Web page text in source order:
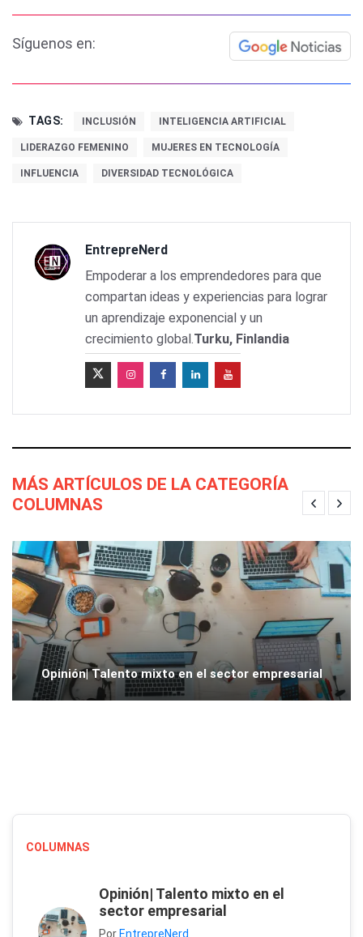
Síguenos en:
TAGS: INCLUSIÓN INTELIGENCIA ARTIFICIAL
LIDERAZGO FEMENINO MUJERES EN TECNOLOGÍA
INFLUENCIA DIVERSIDAD TECNOLÓGICA
EntrepreNerd
Empoderar a los emprendedores para que
compartan ideas y experiencias para lograr
un aprendizaje exponencial y un
crecimiento global.Turku, Finlandia
MÁS ARTÍCULOS DE LA CATEGORÍA
COLUMNAS
Opinión| Talento mixto en el sector empresarial
COLUMNAS
Opinión| Talento mixto en el
sector empresarial
Por EntrepreNerd